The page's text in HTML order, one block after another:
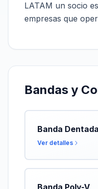
LATAM un socio
empresas que
Bandas y
Banda Dentada
Ver detalles
Banda Poly-V